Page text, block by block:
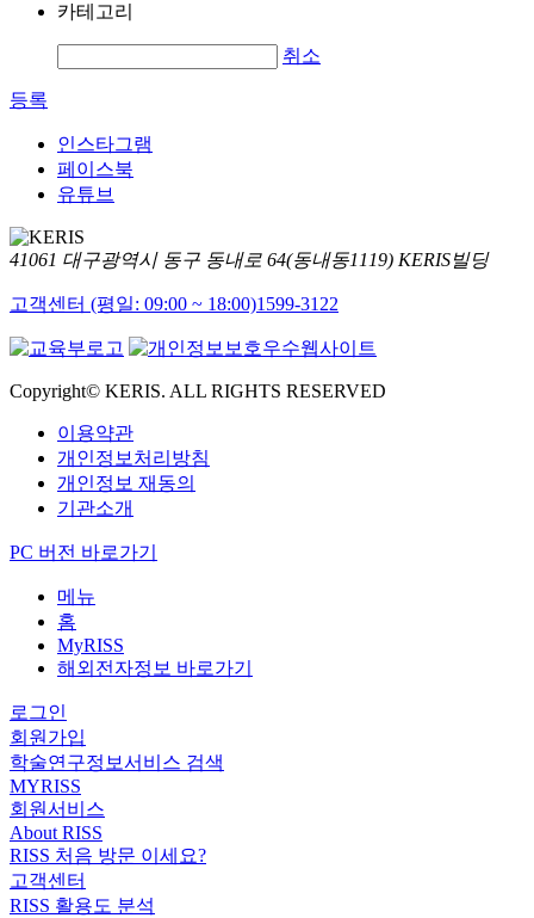
카테고리
취소
등록
인스타그램
페이스북
유튜브
41061 대구광역시 동구 동내로 64(동내동1119) KERIS빌딩
고객센터 (평일: 09:00 ~ 18:00)1599-3122
Copyright© KERIS. ALL RIGHTS RESERVED
이용약관
개인정보처리방침
개인정보 재동의
기관소개
PC 버전 바로가기
메뉴
홈
MyRISS
해외전자정보 바로가기
로그인
회원가입
학술연구정보서비스 검색
MYRISS
회원서비스
About RISS
RISS 처음 방문 이세요?
고객센터
RISS 활용도 분석